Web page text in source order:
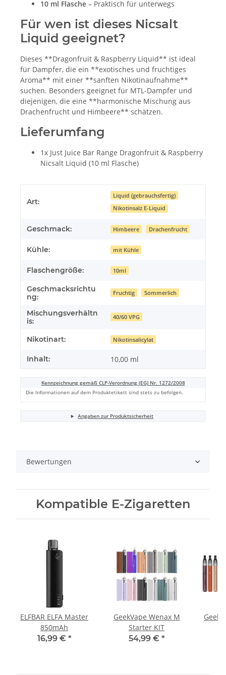
10 ml Flasche – Praktisch für unterwegs
Für wen ist dieses Nicsalt
Liquid geeignet?
Dieses **Dragonfruit & Raspberry Liquid** ist ideal
für Dampfer, die ein **exotisches und fruchtiges
Aroma** mit einer **sanften Nikotinaufnahme**
suchen. Besonders geeignet für MTL-Dampfer und
diejenigen, die eine **harmonische Mischung aus
Drachenfrucht und Himbeere** schätzen.
Lieferumfang
1x Just Juice Bar Range Dragonfruit & Raspberry
Nicsalt Liquid (10 ml Flasche)
Art:
Liquid (gebrauchsfertig)
Nikotinsalz E-Liquid
Geschmack: Himbeere Drachenfrucht
Kühle: mit Kühle
Flaschengröße: 10ml
Geschmacksrichtu
ng:
Fruchtig Sommerlich
Mischungsverhältn
is:
40/60 VPG
Nikotinart: Nikotinsalicylat
Inhalt: 10,00 ml
Kennzeichnung gemäß CLP-Verordnung (EG) Nr. 1272/2008
Die Informationen auf dem Produktetikett sind stets zu befolgen.
Angaben zur Produktsicherheit
Bewertungen
Kompatible E-Zigaretten
ELFBAR ELFA Master
850mAh
16,99 € *
GeekVape Wenax M
Starter KIT
54,99 € *